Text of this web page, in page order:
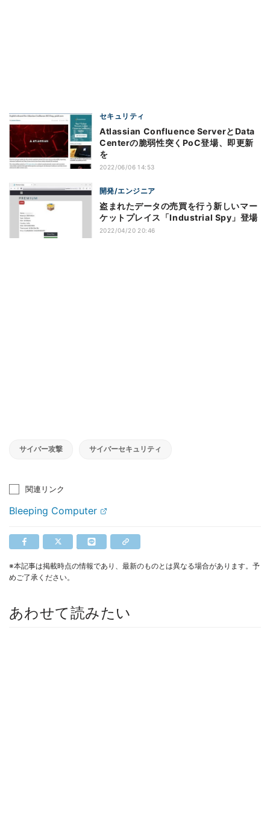
セキュリティ
Atlassian Confluence ServerとData
Centerの脆弱性突くPoC登場、即更新
を
2022/06/06 14:53
開発/エンジニア
盗まれたデータの売買を行う新しいマー
ケットプレイス「Industrial Spy」登場
2022/04/20 20:46
サイバー攻撃 サイバーセキュリティ
関連リンク
Bleeping Computer
※本記事は掲載時点の情報であり、最新のものとは異なる場合があります。予
めご了承ください。
あわせて読みたい